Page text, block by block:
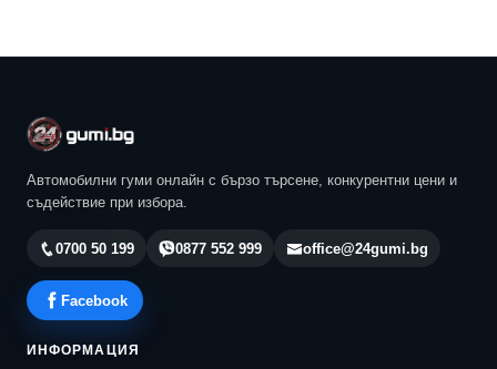
Автомобилни гуми онлайн с бързо търсене, конкурентни цени и
съдействие при избора.
0700 50 199 0877 552 999 office@24gumi.bg
Facebook
ИНФОРМАЦИЯ